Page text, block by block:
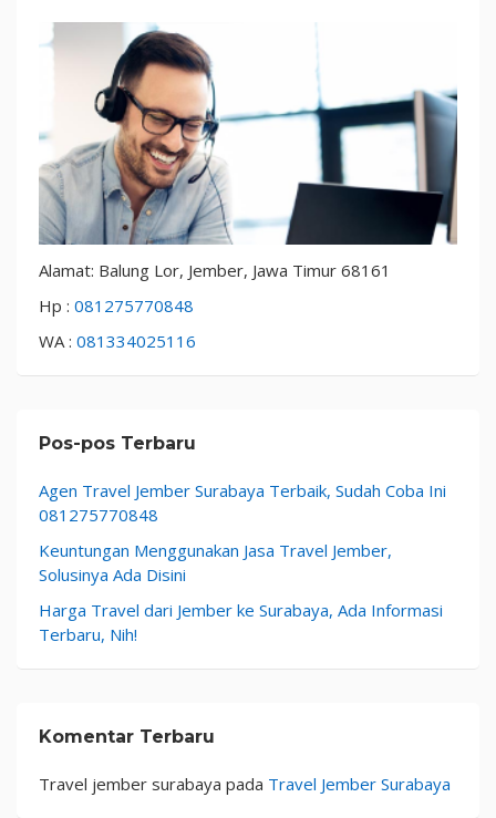
Alamat: Balung Lor, Jember, Jawa Timur 68161
Hp : 081275770848
WA : 081334025116
Pos-pos Terbaru
Agen Travel Jember Surabaya Terbaik, Sudah Coba Ini
081275770848
Keuntungan Menggunakan Jasa Travel Jember,
Solusinya Ada Disini
Harga Travel dari Jember ke Surabaya, Ada Informasi
Terbaru, Nih!
Komentar Terbaru
Travel jember surabaya pada Travel Jember Surabaya